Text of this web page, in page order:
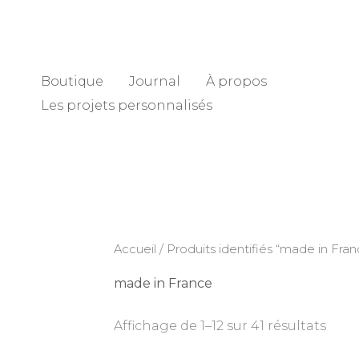
Boutique
Journal
À propos
Les projets personnalisés
Accueil / Produits identifiés “made in
made in France
Affichage de 1–12 sur 41 résultats
Trié
du